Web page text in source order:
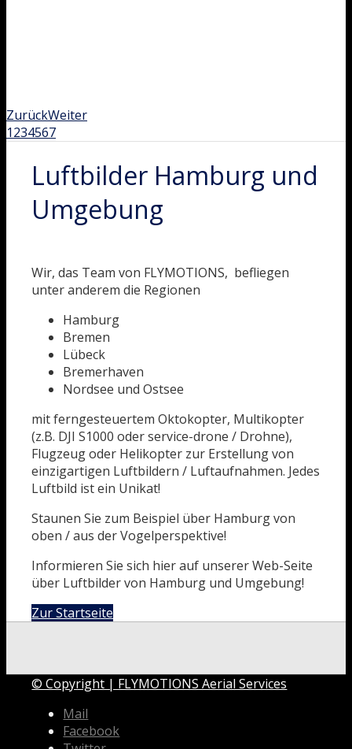
ZurückWeiter
1234567
Luftbilder Hamburg und
Umgebung
Wir, das Team von FLYMOTIONS, befliegen
unter anderem die Regionen
Hamburg
Bremen
Lübeck
Bremerhaven
Nordsee und Ostsee
mit ferngesteuertem Oktokopter, Multikopter
(z.B. DJI S1000 oder service-drone / Drohne),
Flugzeug oder Helikopter zur Erstellung von
einzigartigen Luftbildern / Luftaufnahmen. Jedes
Luftbild ist ein Unikat!
Staunen Sie zum Beispiel über Hamburg von
oben / aus der Vogelperspektive!
Informieren Sie sich hier auf unserer Web-Seite
über Luftbilder von Hamburg und Umgebung!
Zur Startseite
© Copyright | FLYMOTIONS Aerial Services
Mail
Facebook